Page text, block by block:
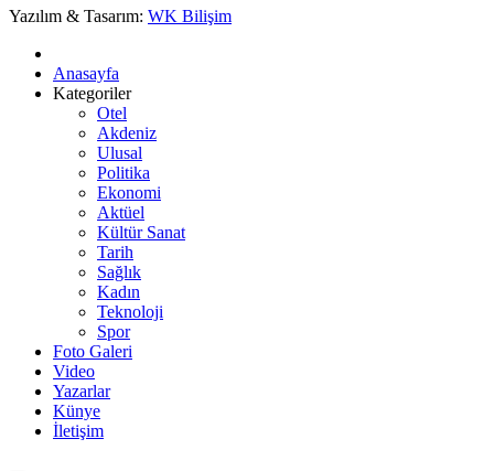
Yazılım & Tasarım: WK Bilişim
Anasayfa
Kategoriler
Otel
Akdeniz
Ulusal
Politika
Ekonomi
Aktüel
Kültür Sanat
Tarih
Sağlık
Kadın
Teknoloji
Spor
Foto Galeri
Video
Yazarlar
Künye
İletişim